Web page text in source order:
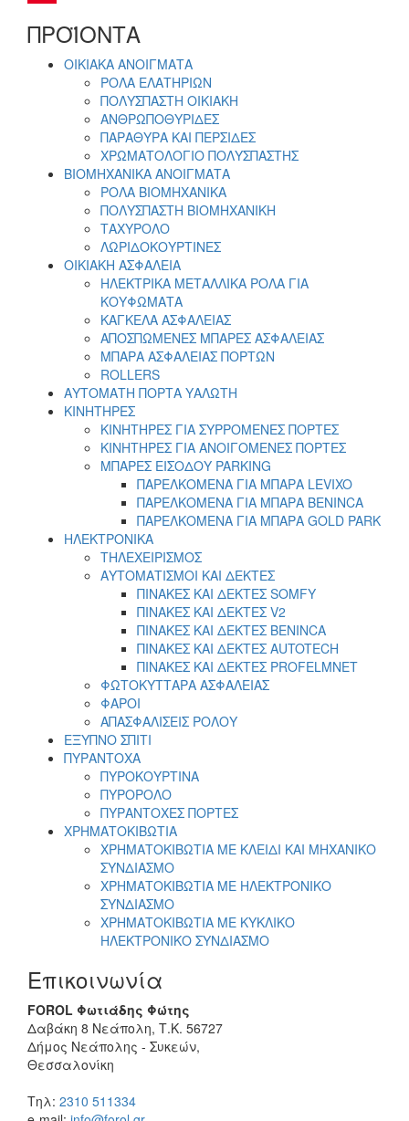
ΠΡΟΪΟΝΤΑ
ΟΙΚΙΑΚΑ ΑΝΟΙΓΜΑΤΑ
ΡΟΛΑ ΕΛΑΤΗΡΙΩΝ
ΠΟΛΥΣΠΑΣΤΗ ΟΙΚΙΑΚΗ
ΑΝΘΡΩΠΟΘΥΡΙΔΕΣ
ΠΑΡΑΘΥΡΑ ΚΑΙ ΠΕΡΣΙΔΕΣ
ΧΡΩΜΑΤΟΛΟΓΙΟ ΠΟΛΥΣΠΑΣΤΗΣ
ΒΙΟΜΗΧΑΝΙΚΑ ΑΝΟΙΓΜΑΤΑ
ΡΟΛΑ ΒΙΟΜΗΧΑΝΙΚΑ
ΠΟΛΥΣΠΑΣΤΗ ΒΙΟΜΗΧΑΝΙΚΗ
ΤΑΧΥΡΟΛΟ
ΛΩΡΙΔΟΚΟΥΡΤΙΝΕΣ
ΟΙΚΙΑΚΗ ΑΣΦΑΛΕΙΑ
ΗΛΕΚΤΡΙΚΑ ΜΕΤΑΛΛΙΚΑ ΡΟΛΑ ΓΙΑ
ΚΟΥΦΩΜΑΤΑ
ΚΑΓΚΕΛΑ ΑΣΦΑΛΕΙΑΣ
ΑΠΟΣΠΩΜΕΝΕΣ ΜΠΑΡΕΣ ΑΣΦΑΛΕΙΑΣ
ΜΠΑΡΑ ΑΣΦΑΛΕΙΑΣ ΠΟΡΤΩΝ
ROLLERS
ΑΥΤΟΜΑΤΗ ΠΟΡΤΑ ΥΑΛΩΤΗ
ΚΙΝΗΤΗΡΕΣ
ΚΙΝΗΤΗΡΕΣ ΓΙΑ ΣΥΡΡΟΜΕΝΕΣ ΠΟΡΤΕΣ
ΚΙΝΗΤΗΡΕΣ ΓΙΑ ΑΝΟΙΓΟΜΕΝΕΣ ΠΟΡΤΕΣ
ΜΠΑΡΕΣ ΕΙΣΟΔΟΥ PARKING
ΠΑΡΕΛΚΟΜΕΝΑ ΓΙΑ ΜΠΑΡΑ LEVIXO
ΠΑΡΕΛΚΟΜΕΝΑ ΓΙΑ ΜΠΑΡΑ BENINCA
ΠΑΡΕΛΚΟΜΕΝΑ ΓΙΑ ΜΠΑΡΑ GOLD PARK
ΗΛΕΚΤΡΟΝΙΚΑ
ΤΗΛΕΧΕΙΡΙΣΜΟΣ
ΑΥΤΟΜΑΤΙΣΜΟΙ ΚΑΙ ΔΕΚΤΕΣ
ΠΙΝΑΚΕΣ ΚΑΙ ΔΕΚΤΕΣ SOMFY
ΠΙΝΑΚΕΣ ΚΑΙ ΔΕΚΤΕΣ V2
ΠΙΝΑΚΕΣ ΚΑΙ ΔΕΚΤΕΣ BENINCA
ΠΙΝΑΚΕΣ ΚΑΙ ΔΕΚΤΕΣ AUTOTECH
ΠΙΝΑΚΕΣ ΚΑΙ ΔΕΚΤΕΣ PROFELMNET
ΦΩΤΟΚΥΤΤΑΡΑ ΑΣΦΑΛΕΙΑΣ
ΦΑΡΟΙ
ΑΠΑΣΦΑΛΙΣΕΙΣ ΡΟΛΟΥ
ΕΞΥΠΝΟ ΣΠΙΤΙ
ΠΥΡΑΝΤΟΧΑ
ΠΥΡΟΚΟΥΡΤΙΝΑ
ΠΥΡΟΡΟΛΟ
ΠΥΡΑΝΤΟΧΕΣ ΠΟΡΤΕΣ
ΧΡΗΜΑΤΟΚΙΒΩΤΙΑ
ΧΡΗΜΑΤΟΚΙΒΩΤΙΑ ΜΕ ΚΛΕΙΔΙ ΚΑΙ ΜΗΧΑΝΙΚΟ
ΣΥΝΔΙΑΣΜΟ
ΧΡΗΜΑΤΟΚΙΒΩΤΙΑ ΜΕ ΗΛΕΚΤΡΟΝΙΚΟ
ΣΥΝΔΙΑΣΜΟ
ΧΡΗΜΑΤΟΚΙΒΩΤΙΑ ΜΕ ΚΥΚΛΙΚΟ
ΗΛΕΚΤΡΟΝΙΚΟ ΣΥΝΔΙΑΣΜΟ
Επικοινωνία
FOROL Φωτιάδης Φώτης
Δαβάκη 8 Νεάπολη, Τ.Κ. 56727
Δήμος Νεάπολης - Συκεών,
Θεσσαλονίκη
Τηλ: 2310 511334